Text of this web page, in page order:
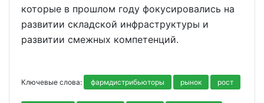
которые в прошлом году фокусировались на
развитии складской инфраструктуры и
развитии смежных компетенций.
Ключевые слова: фармдистрибьюторы рынок рост